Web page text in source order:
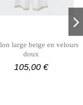
large beige en velours
doux
105,00 €